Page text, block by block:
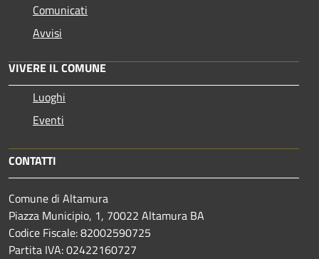
Comunicati
Avvisi
VIVERE IL COMUNE
Luoghi
Eventi
CONTATTI
Comune di Altamura
Piazza Municipio, 1, 70022 Altamura BA
Codice Fiscale: 82002590725
Partita IVA: 02422160727